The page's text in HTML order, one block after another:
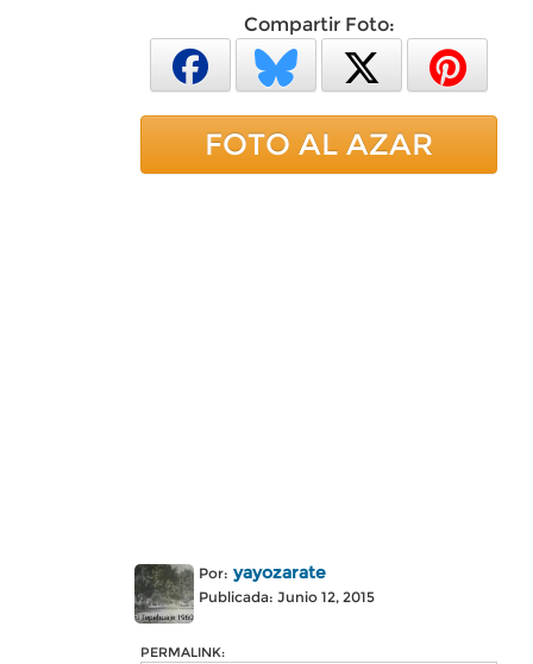
Compartir Foto:
FOTO AL AZAR
Por: yayozarate
Publicada: Junio 12, 2015
PERMALINK: